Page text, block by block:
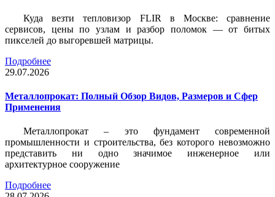
Куда везти тепловизор FLIR в Москве: сравнение
сервисов, цены по узлам и разбор поломок — от битых
пикселей до выгоревшей матрицы.
Подробнее
29.07.2026
Металлопрокат: Полный Обзор Видов, Размеров и Сфер
Применения
Металлопрокат – это фундамент современной
промышленности и строительства, без которого невозможно
представить ни одно значимое инженерное или
архитектурное сооружение
Подробнее